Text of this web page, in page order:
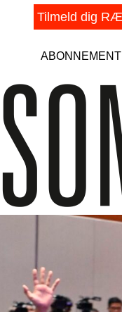
ABONNEMENT